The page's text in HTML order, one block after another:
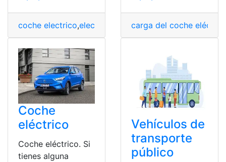
coche electrico,electrico Vehiculo,vehiculos,
carga del coche
Coche
eléctrico
Coche eléctrico. Si
tienes alguna
Vehículos de
transporte
público